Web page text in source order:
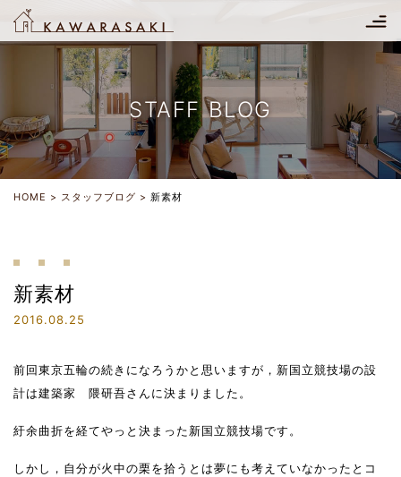
STAFF BLOG
HOME スタッフブログ 新素材
新素材
2016.08.25
前回東京五輪の続きになろうかと思いますが，新国立競技場の設
計は建築家 隈研吾さんに決まりました。
紆余曲折を経てやっと決まった新国立競技場です。
しかし，自分が火中の栗を拾うとは夢にも考えていなかったとコ